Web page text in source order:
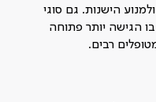
הישנות. גם סוגי
בו הגישה יותר פתוחה
רבים.